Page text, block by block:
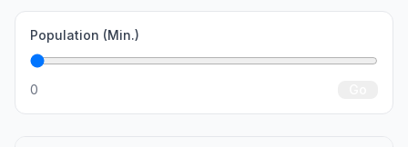
Population (Min.)
0